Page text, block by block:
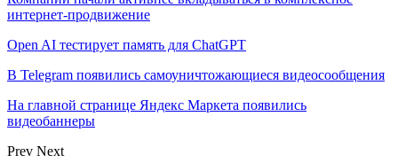
интернет-продвижение
Open AI тестирует память для ChatGPT
В Telegram появились самоуничтожающиеся видеосообщения
На главной странице Яндекс Маркета появились
видеобаннеры
Prev Next